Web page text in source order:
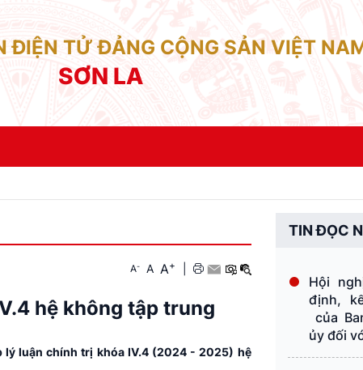
ĐIỆN TỬ ĐẢNG CỘNG SẢN VIỆT
SƠN LA
A- A A+
hệ không tập trung
lý luận chính trị khóa IV.4 (2024 - 2025) hệ
TIN ĐỌC
Hội
định,
của
ủy đối